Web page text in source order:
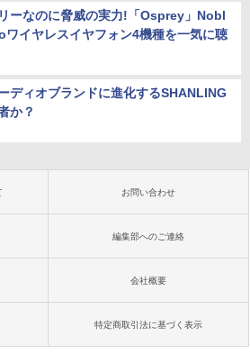
ーなのに脅威の実力!「Osprey」Nobl
イヤレスイヤフォン4機種を一気に聴
ディオブランドに進化するSHANLING
か？
お問い合わせ
編集部へのご連絡
会社概要
特定商取引法に基づく表示